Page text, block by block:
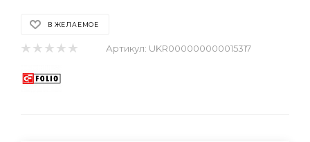
В ЖЕЛАЕМОЕ
Артикул: UKR000000000015317